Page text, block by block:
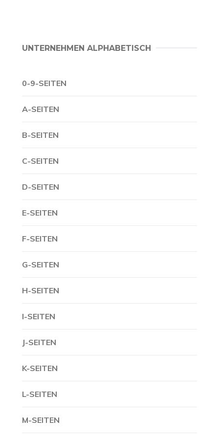
UNTERNEHMEN ALPHABETISCH
0-9-SEITEN
A-SEITEN
B-SEITEN
C-SEITEN
D-SEITEN
E-SEITEN
F-SEITEN
G-SEITEN
H-SEITEN
I-SEITEN
J-SEITEN
K-SEITEN
L-SEITEN
M-SEITEN